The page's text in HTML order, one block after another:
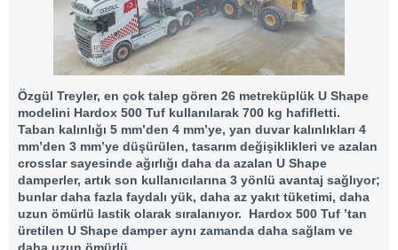
Özgül Treyler, en çok talep gören 26 metreküplük U Shape
modelini Hardox 500 Tuf kullanılarak 700 kg hafifletti.
Taban kalınlığı 5 mm’den 4 mm’ye, yan duvar kalınlıkları 4
mm’den 3 mm’ye düşürülen, tasarım değişiklikleri ve azalan
crosslar sayesinde ağırlığı daha da azalan U Shape
damperler, artık son kullanıcılarına 3 yönlü avantaj sağlıyor;
bunlar daha fazla faydalı yük, daha az yakıt tüketimi, daha
uzun ömürlü lastik olarak sıralanıyor. Hardox 500 Tuf ’tan
üretilen U Shape damper aynı zamanda daha sağlam ve
daha uzun ömürlü.